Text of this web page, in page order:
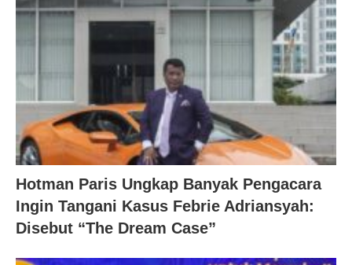
Hotman Paris Ungkap Banyak Pengacara
Ingin Tangani Kasus Febrie Adriansyah:
Disebut “The Dream Case”